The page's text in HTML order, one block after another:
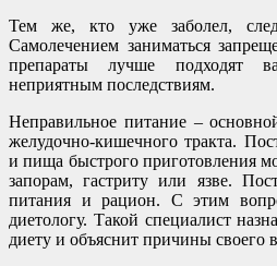
Тем же, кто уже заболел,
Самолечением заниматься
препараты лучше подходят
неприятным последствиям.
Неправильное питание –
желудочно-кишечного тракта.
и пища быстрого приготовления
запорам, гастриту или язве.
питания и рацион. С этим
диетологу. Такой специалист
диету и объяснит причины своего